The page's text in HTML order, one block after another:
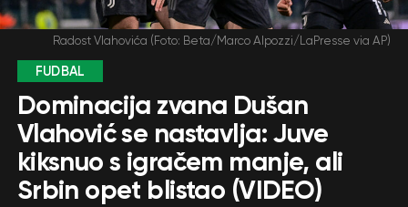
Radost Vlahovića (Foto: Beta/Marco Alpozzi/LaPresse via AP)
FUDBAL
Dominacija zvana Dušan
Vlahović se nastavlja: Juve
kiksnuo s igračem manje, ali
Srbin opet blistao (VIDEO)